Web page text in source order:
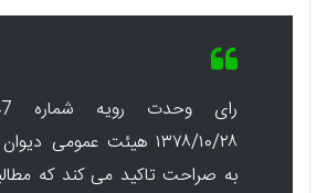
۱۳۷۸/۱۰/۲۸ هیئت عمومی
به صراحت تاکید می کند که